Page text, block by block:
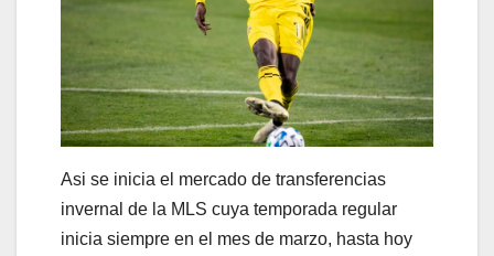
Asi se inicia el mercado de transferencias
invernal de la MLS cuya temporada regular
inicia siempre en el mes de marzo, hasta hoy